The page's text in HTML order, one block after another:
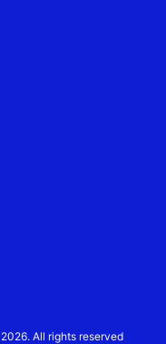
All rights reserved